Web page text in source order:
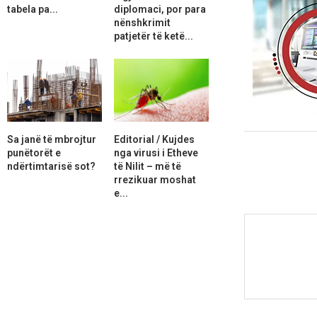
tabela pa...
diplomaci, por para
nënshkrimit
patjetër të ketë...
Sa janë të mbrojtur
punëtorët e
ndërtimtarisë sot?
Editorial / Kujdes
nga virusi i Etheve
të Nilit – më të
rrezikuar moshat
e...